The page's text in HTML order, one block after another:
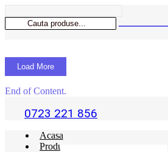
Load More
End of Content.
0723 221 856
Acasa
Produse